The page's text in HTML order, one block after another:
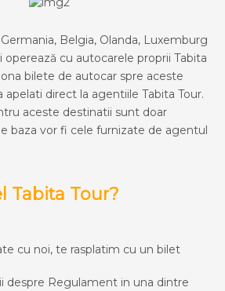
Belgia, Olanda, Luxemburg
cu autocarele proprii Tabita
bilete de autocar spre aceste
direct la agentiile Tabita Tour.
aceste destinatii sunt doar
baza vor fi cele furnizate de agentul
Tabita Tour?
cu noi, te rasplatim cu un bilet
despre Regulament in una dintre